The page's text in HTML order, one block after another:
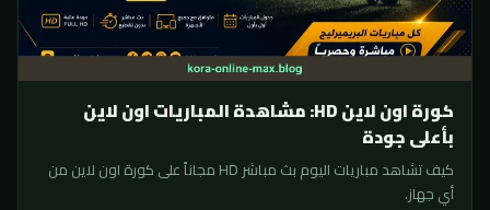
كورة اون لاين HD: مشاهدة المباريات اون لاين
بأعلى جودة
كيف تشاهد مباريات اليوم بث مباشر HD مجاناً على كورة اون لاين من
أي جهاز.